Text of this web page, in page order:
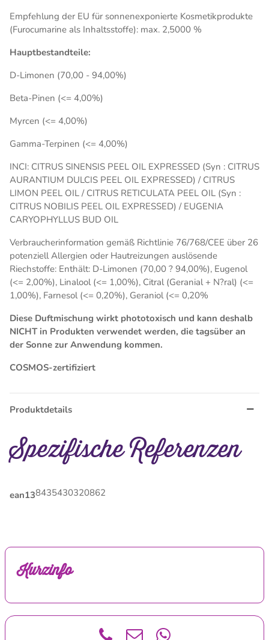
Empfehlung der EU für sonnenexponierte Kosmetikprodukte
(Furocumarine als Inhaltsstoffe): max. 2,5000 %
Hauptbestandteile:
D-Limonen (70,00 - 94,00%)
Beta-Pinen (<= 4,00%)
Myrcen (<= 4,00%)
Gamma-Terpinen (<= 4,00%)
INCI: CITRUS SINENSIS PEEL OIL EXPRESSED (Syn : CITRUS
AURANTIUM DULCIS PEEL OIL EXPRESSED) / CITRUS
LIMON PEEL OIL / CITRUS RETICULATA PEEL OIL (Syn :
CITRUS NOBILIS PEEL OIL EXPRESSED) / EUGENIA
CARYOPHYLLUS BUD OIL
Verbraucherinformation gemäß Richtlinie 76/768/CEE über 26
potenziell Allergien oder Hautreizungen auslösende
Riechstoffe: Enthält: D-Limonen (70,00 ? 94,00%), Eugenol
(<= 2,00%), Linalool (<= 1,00%), Citral (Geranial + N?ral) (<=
1,00%), Farnesol (<= 0,20%), Geraniol (<= 0,20%
Diese Duftmischung wirkt phototoxisch und kann deshalb
NICHT in Produkten verwendet werden, die tagsüber an
der Sonne zur Anwendung kommen.
COSMOS-zertifiziert
Produktdetails
Spezifische Referenzen
ean138435430320862
Kurzinfo